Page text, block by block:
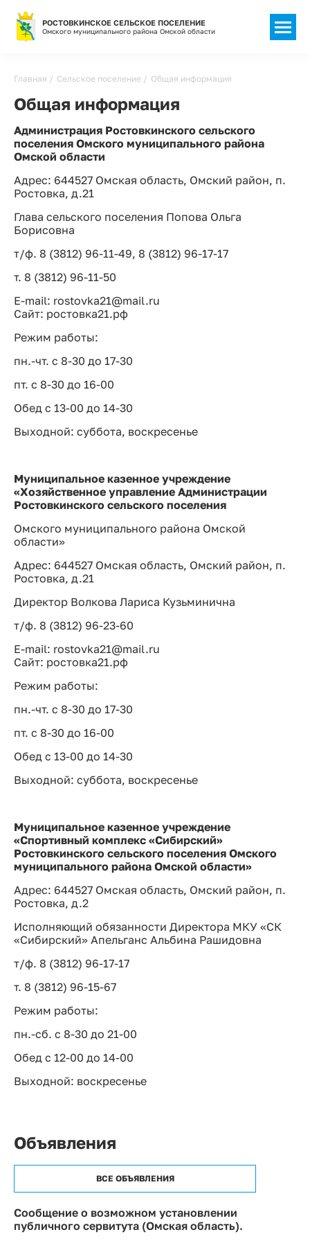
РОСТОВКИНСКОЕ СЕЛЬСКОЕ ПОСЕЛЕНИЕ
Омского муниципального района Омской области
Строка
навигации
Главная Сельское поселение Общая информация
Общая информация
Администрация Ростовкинского сельского
поселения Омского муниципального района
Омской области
Адрес: 644527 Омская область, Омский район, п.
Ростовка, д.21
Глава сельского поселения Попова Ольга
Борисовна
т/ф. 8 (3812) 96-11-49, 8 (3812) 96-17-17
т. 8 (3812) 96-11-50
E-mail: rostovka21@mail.ru
Сайт: ростовка21.рф
Режим работы:
пн.-чт. с 8-30 до 17-30
пт. с 8-30 до 16-00
Обед с 13-00 до 14-30
Выходной: суббота, воскресенье
Муниципальное казенное учреждение
«Хозяйственное управление Администрации
Ростовкинского сельского поселения
Омского муниципального района Омской
области»
Адрес: 644527 Омская область, Омский район, п.
Ростовка, д.21
Директор Волкова Лариса Кузьминична
т/ф. 8 (3812) 96-23-60
E-mail: rostovka21@mail.ru
Сайт: ростовка21.рф
Режим работы:
пн.-чт. с 8-30 до 17-30
пт. с 8-30 до 16-00
Обед с 13-00 до 14-30
Выходной: суббота, воскресенье
Муниципальное казенное учреждение
«Спортивный комплекс «Сибирский»
Ростовкинского сельского поселения Омского
муниципального района Омской области»
Адрес: 644527 Омская область, Омский район, п.
Ростовка, д.2
Исполняющий обязанности Директора МКУ «СК
«Сибирский» Апельганс Альбина Рашидовна
т/ф. 8 (3812) 96-17-17
т. 8 (3812) 96-15-67
Режим работы:
пн.-сб. с 8-30 до 21-00
Обед с 12-00 до 14-00
Выходной: воскресенье
Объявления
ВСЕ ОБЪЯВЛЕНИЯ
Сообщение о возможном установлении
публичного сервитута (Омская область).